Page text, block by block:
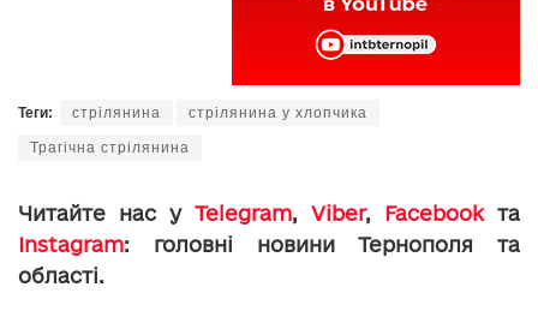
Теги: стрілянина стрілянина у хлопчика
Трагічна стрілянина
Читайте нас у Telegram, Viber, Facebookта
Instagram: головні новини Тернополя та
області.